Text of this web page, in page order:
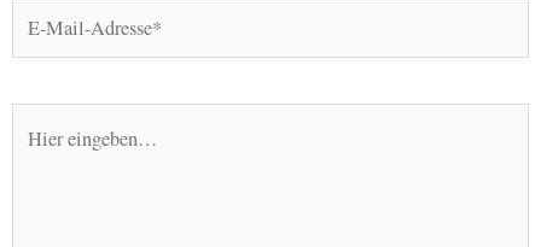
E-
Mail-
eingeben…